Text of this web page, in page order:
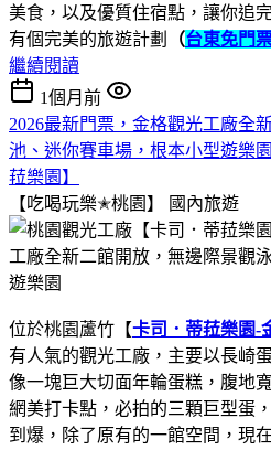
美食，以及優質住宿點，讓你追
有個完美的旅遊計劃
（台東免門
繼續閱讀
1個月前
2026最新門票，金格觀光工廠全
池、迷你賽車場，根本小型遊樂
菈樂園】
【吃喝玩樂✭桃園】
國內旅遊
位於桃園蘆竹【卡司．蒂菈樂園-
有人氣的觀光工廠，主要以長崎
像一塊巨大切面年輪蛋糕，腹地
網美打卡點，必拍的三顆巨型蛋
到爆，除了原有的一館空間，現